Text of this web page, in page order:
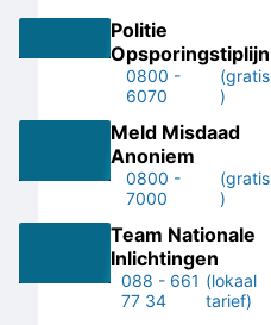
Politie
Opsporingstiplijn
0800 -
6070
(gratis
)
Meld Misdaad
Anoniem
0800 -
7000
(gratis
)
Team Nationale
Inlichtingen
088 - 661
77 34
(lokaal
tarief)